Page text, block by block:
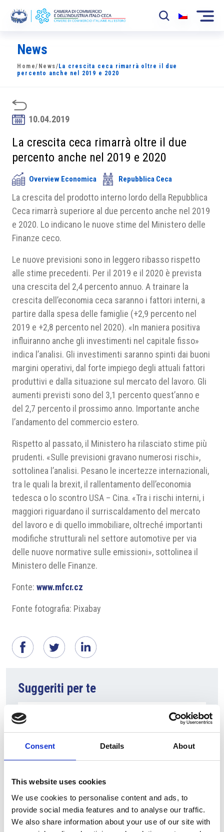
Consent Details About
This website uses cookies
We use cookies to personalise content and ads, to
provide social media features and to analyse our traffic.
We also share information about your use of our site with
La Camera
News
Sviluppo Mercato
Soci
Partner
Progetti
Area riservata
News
Home/ News/ La crescita ceca rimarrà oltre il due
percento anche nel 2019 e 2020
10.04.2019
La crescita ceca rimarrà oltre il due
percento anche nel 2019 e 2020
Overview Economica Repubblica Ceca
La crescita del prodotto interno lordo della Repubblica
Ceca rimarrà superiore al due percento anche nel 2019
e 2020. Lo indicano le nuove stime del Ministero delle
Finanze ceco.
Le nuove previsioni sono in leggero ribasso rispetto
alle stime precedenti. Per il 2019 e il 2020 è prevista
una crescita del 2,4 percento annuo. A trainare la
crescita dell’economia ceca saranno i fattori interni, a
partire dalla spesa delle famiglie (+2,9 percento nel
2019 e +2,8 percento nel 2020). «In maniera positiva
influiranno anche gli investimenti nel capitale fisso»
indica l’analisi. Gli investimenti saranno spinti dai buoni
margini operativi, dal forte impiego degli attuali fattori
produttivi e dalla situazione sul mercato del lavoro. Gli
aumenti previsti sono del 3,1 percento quest’anno e
del 2,7 percento il prossimo anno. Importante anche
l’andamento del commercio estero.
Rispetto al passato, il Ministero ha rilasciato stime più
prudenti. «Sulle previsioni gravano numerosi rischi»,
sottolinea l’analisi. Pesano le incertezze internazionali,
tra le quali la brexit, il rallentamento dell’economia
tedesca o lo scontro USA – Cina. «Tra i rischi interni, i
maggiori riguardano il surriscaldamento del mercato
del lavoro e di quello immobiliare, oltreché importanti
modifiche strutturali nel settore automotive per via
delle nuove normative sulle emissioni», sottolinea il
Ministero delle Finanze.
Fonte: www.mfcr.cz
Fonte fotografia: Pixabay
Suggeriti per te